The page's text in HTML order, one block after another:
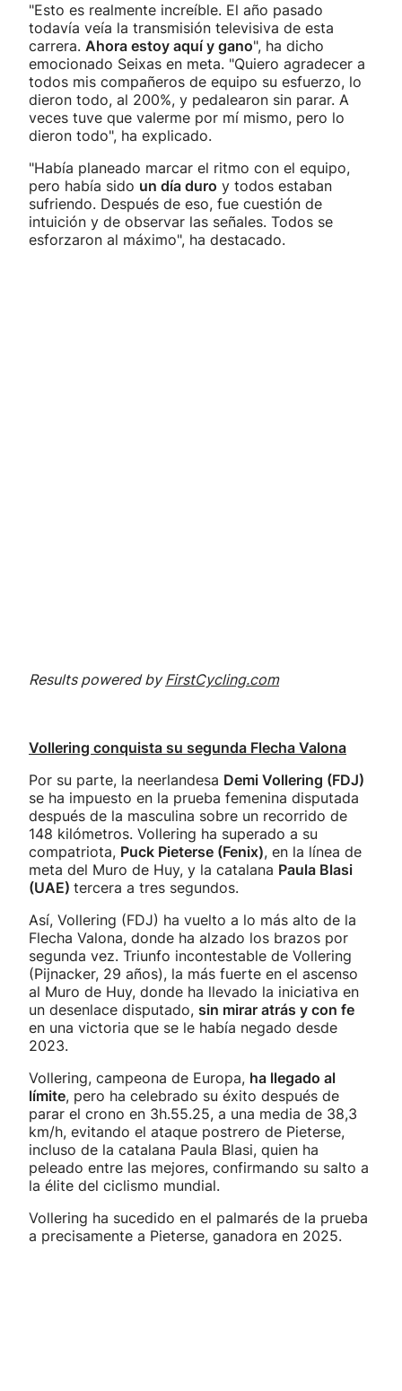
"Esto es realmente increíble. El año pasado
todavía veía la transmisión televisiva de esta
carrera. Ahora estoy aquí y gano", ha dicho
emocionado Seixas en meta. "Quiero agradecer a
todos mis compañeros de equipo su esfuerzo, lo
dieron todo, al 200%, y pedalearon sin parar. A
veces tuve que valerme por mí mismo, pero lo
dieron todo", ha explicado.
"Había planeado marcar el ritmo con el equipo,
pero había sido un día duro y todos estaban
sufriendo. Después de eso, fue cuestión de
intuición y de observar las señales. Todos se
esforzaron al máximo", ha destacado.
Results powered byFirstCycling.com
Vollering conquista su segunda Flecha Valona
Por su parte, la neerlandesa Demi Vollering (FDJ)
se ha impuesto en la prueba femenina disputada
después de la masculina sobre un recorrido de
148 kilómetros. Vollering ha superado a su
compatriota, Puck Pieterse (Fenix), en la línea de
meta del Muro de Huy, y la catalana Paula Blasi
(UAE) tercera a tres segundos.
Así, Vollering (FDJ) ha vuelto a lo más alto de la
Flecha Valona, donde ha alzado los brazos por
segunda vez. Triunfo incontestable de Vollering
(Pijnacker, 29 años), la más fuerte en el ascenso
al Muro de Huy, donde ha llevado la iniciativa en
un desenlace disputado, sin mirar atrás y con fe
en una victoria que se le había negado desde
2023.
Vollering, campeona de Europa, ha llegado al
límite, pero ha celebrado su éxito después de
parar el crono en 3h.55.25, a una media de 38,3
km/h, evitando el ataque postrero de Pieterse,
incluso de la catalana Paula Blasi, quien ha
peleado entre las mejores, confirmando su salto a
la élite del ciclismo mundial.
Vollering ha sucedido en el palmarés de la prueba
a precisamente a Pieterse, ganadora en 2025.